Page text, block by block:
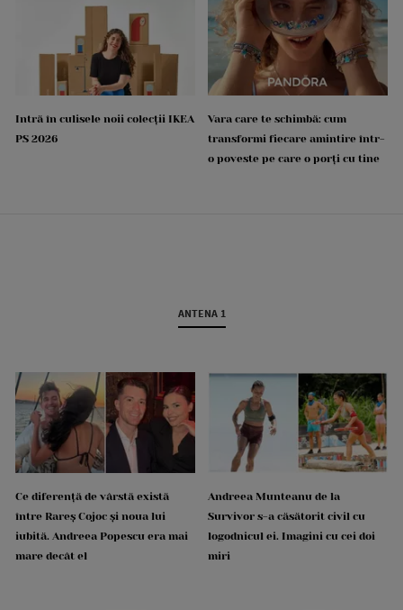
Intră în culisele noii colecții IKEA
PS 2026
Vara care te schimbă: cum
transformi fiecare amintire într-
o poveste pe care o porți cu tine
ANTENA 1
Ce diferență de vârstă există
între Rareș Cojoc și noua lui
iubită. Andreea Popescu era mai
mare decât el
Andreea Munteanu de la
Survivor s-a căsătorit civil cu
logodnicul ei. Imagini cu cei doi
miri